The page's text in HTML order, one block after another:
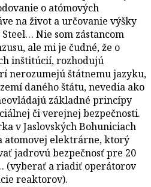
o atómových
na život a určovanie výšky
Nie som zástancom
ale mi je čudné, že o
inštitúcií, rozhodujú
nerozumejú štátnemu jazyku,
daného štátu, nevedia ako
základné princípy
či verejnej bezpečnosti.
v Jaslovských Bohuniciach
atomovej elektrárne, ktorý
jadrovú bezpečnosť pre 20
(vyberať a riadiť operátorov
reaktorov).